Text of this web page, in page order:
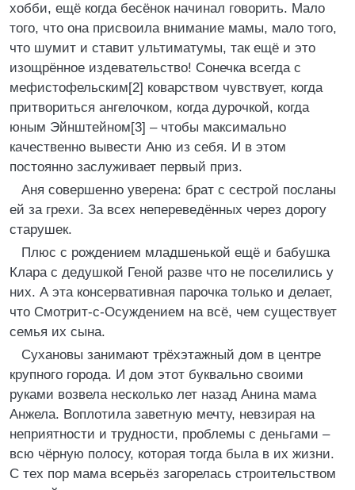
хобби, ещё когда бесёнок начинал говорить. Мало
того, что она присвоила внимание мамы, мало того,
что шумит и ставит ультиматумы, так ещё и это
изощрённое издевательство! Сонечка всегда с
мефистофельским[2] коварством чувствует, когда
притвориться ангелочком, когда дурочкой, когда
юным Эйнштейном[3] – чтобы максимально
качественно вывести Аню из себя. И в этом
постоянно заслуживает первый приз.
Аня совершенно уверена: брат с сестрой посланы
ей за грехи. За всех непереведённых через дорогу
старушек.
Плюс с рождением младшенькой ещё и бабушка
Клара с дедушкой Геной разве что не поселились у
них. А эта консервативная парочка только и делает,
что Смотрит-с-Осуждением на всё, чем существует
семья их сына.
Сухановы занимают трёхэтажный дом в центре
крупного города. И дом этот буквально своими
руками возвела несколько лет назад Анина мама
Анжела. Воплотила заветную мечту, невзирая на
неприятности и трудности, проблемы с деньгами –
всю чёрную полосу, которая тогда была в их жизни.
С тех пор мама всерьёз загорелась строительством